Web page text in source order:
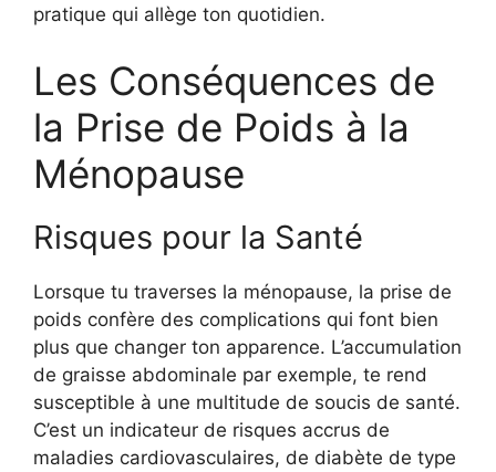
pratique qui allège ton quotidien.
Les Conséquences de
la Prise de Poids à la
Ménopause
Risques pour la Santé
Lorsque tu traverses la ménopause, la prise de
poids confère des complications qui font bien
plus que changer ton apparence. L’accumulation
de graisse abdominale par exemple, te rend
susceptible à une multitude de soucis de santé.
C’est un indicateur de risques accrus de
maladies cardiovasculaires, de diabète de type